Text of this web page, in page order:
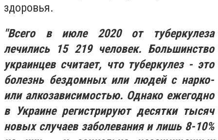
здоровья.
"Всего в июле 2020 от туберкулеза
лечились 15 219 человек. Большинство
украинцев считает, что туберкулез - это
болезнь бездомных или людей с нарко-
или алкозависимостью. Однако ежегодно
в Украине регистрируют десятки тысяч
новых случаев заболевания и лишь 8-10%